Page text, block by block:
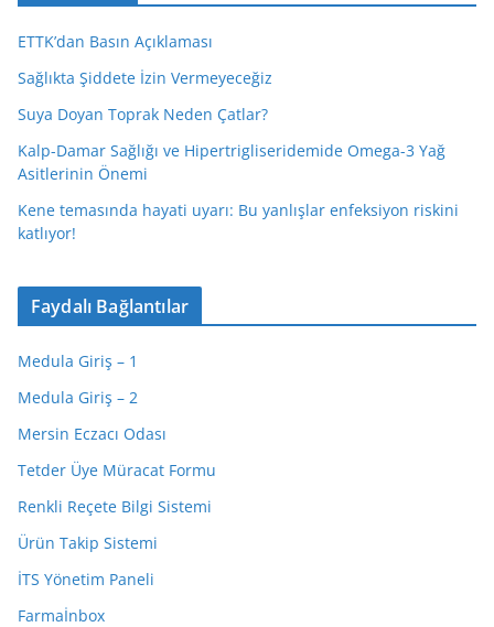
ETTK’dan Basın Açıklaması
Sağlıkta Şiddete İzin Vermeyeceğiz
Suya Doyan Toprak Neden Çatlar?
Kalp-Damar Sağlığı ve Hipertrigliseridemide Omega-3 Yağ
Asitlerinin Önemi
Kene temasında hayati uyarı: Bu yanlışlar enfeksiyon riskini
katlıyor!
Faydalı Bağlantılar
Medula Giriş – 1
Medula Giriş – 2
Mersin Eczacı Odası
Tetder Üye Müracat Formu
Renkli Reçete Bilgi Sistemi
Ürün Takip Sistemi
İTS Yönetim Paneli
Farmaİnbox